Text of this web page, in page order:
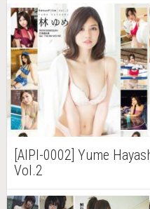
[AIPI-0002] Yume
Vol.2